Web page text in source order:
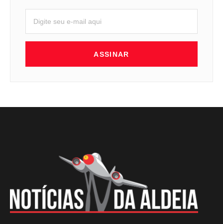
ASSINAR